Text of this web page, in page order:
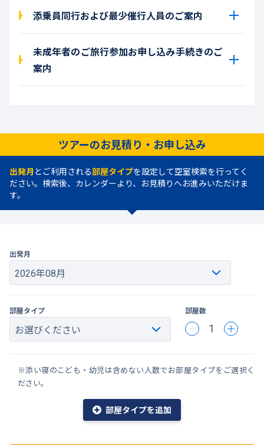
添乗員同行および最少催行人員のご案内
未成年者のご旅行参加お申し込み手続きのご
案内
ツアーのお見積り・お申し込み
出発月 とご利用される部屋タイプを設定して空室検索を行ってく
ださい。検索後、カレンダーより、お見積りへお進みいただけま
す。
出発月
部屋タイプ 部屋数
1
※添い寝のこども・幼児は含めない人数でお部屋タイプをご選択く
ださい。
部屋タイプを追加